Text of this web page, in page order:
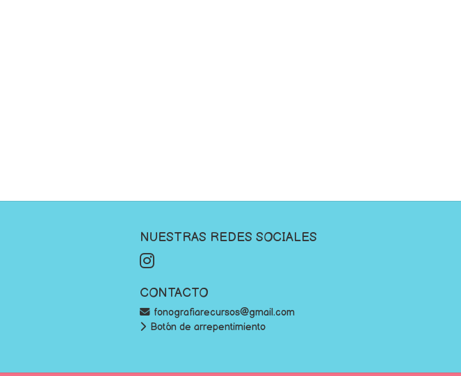
NUESTRAS REDES SOCIALES
CONTACTO
fonografiarecursos@gmail.com
Botón de arrepentimiento